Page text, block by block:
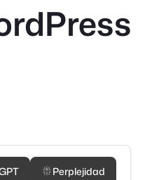
Perplejidad